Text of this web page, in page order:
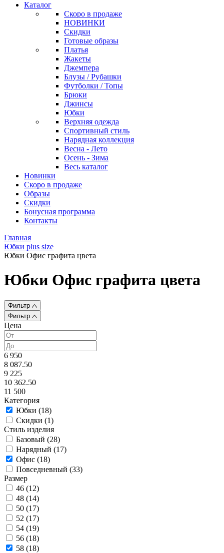
Каталог
Скоро в продаже
НОВИНКИ
Скидки
Готовые образы
Платья
Жакеты
Джемпера
Блузы / Рубашки
Футболки / Топы
Брюки
Джинсы
Юбки
Верхняя одежда
Спортивный стиль
Нарядная коллекция
Весна - Лето
Осень - Зима
Весь каталог
Новинки
Скоро в продаже
Образы
Скидки
Бонусная программа
Контакты
Главная
Юбки plus size
Юбки Офис графита цвета
Юбки Офис графита цвета
Фильтр
Фильтр
Цена
6 950
8 087.50
9 225
10 362.50
11 500
Категория
Юбки (18)
Скидки (1)
Стиль изделия
Базовый (28)
Нарядный (17)
Офис (18)
Повседневный (33)
Размер
46 (12)
48 (14)
50 (17)
52 (17)
54 (19)
56 (18)
58 (18)